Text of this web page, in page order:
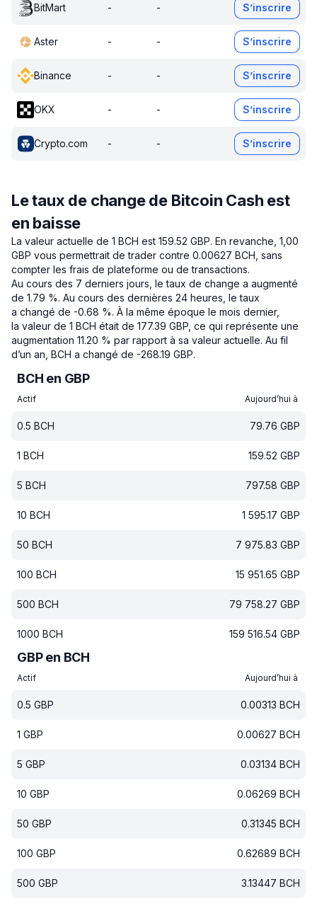
BitMart - - S’inscrire
Aster - - S’inscrire
Binance - - S’inscrire
OKX - - S’inscrire
Crypto.com - - S’inscrire
Le taux de change de Bitcoin Cash est
en baisse
La valeur actuelle de 1 BCH est 159.52 GBP. En revanche, 1,00
GBP vous permettrait de trader contre 0.00627 BCH, sans
compter les frais de plateforme ou de transactions.
Au cours des 7 derniers jours, le taux de change a augmenté
de 1.79 %. Au cours des dernières 24 heures, le taux
a changé de -0.68 %. À la même époque le mois dernier,
la valeur de 1 BCH était de 177.39 GBP, ce qui représente une
augmentation 11.20 % par rapport à sa valeur actuelle. Au fil
d’un an, BCH a changé de -268.19 GBP.
BCH en GBP
Actif Aujourd’hui à
0.5 BCH 79.76 GBP
1 BCH 159.52 GBP
5 BCH 797.58 GBP
10 BCH 1 595.17 GBP
50 BCH 7 975.83 GBP
100 BCH 15 951.65 GBP
500 BCH 79 758.27 GBP
1000 BCH 159 516.54 GBP
GBP en BCH
Actif Aujourd’hui à
0.5 GBP 0.00313 BCH
1 GBP 0.00627 BCH
5 GBP 0.03134 BCH
10 GBP 0.06269 BCH
50 GBP 0.31345 BCH
100 GBP 0.62689 BCH
500 GBP 3.13447 BCH